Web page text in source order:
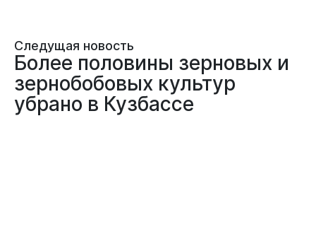
Следущая новость
Более половины зерновых и
зернобобовых культур
убрано в Кузбассе